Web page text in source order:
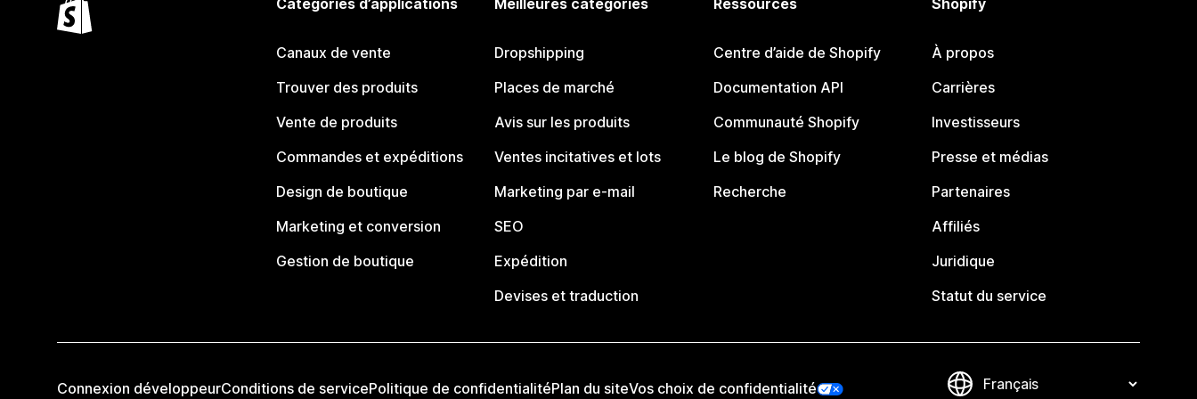
Catégories d’applications
Canaux de vente
Trouver des produits
Vente de produits
Commandes et expéditions
Design de boutique
Marketing et conversion
Gestion de boutique
Meilleures catégories
Dropshipping
Places de marché
Avis sur les produits
Ventes incitatives et lots
Marketing par e-mail
SEO
Expédition
Devises et traduction
Ressources
Centre d’aide de Shopify
Documentation API
Communauté Shopify
Le blog de Shopify
Recherche
Shopify
À propos
Carrières
Investisseurs
Presse et médias
Partenaires
Affiliés
Juridique
Statut du service
Connexion développeurConditions de servicePolitique de confidentialitéPlan du siteVos choix de confidentialité